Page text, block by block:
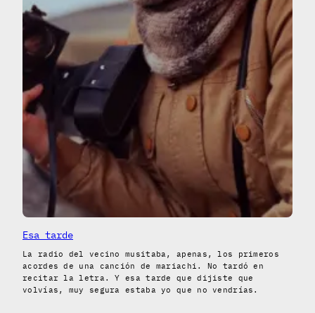
Esa tarde
La radio del vecino musitaba, apenas, los primeros
acordes de una canción de mariachi. No tardó en
recitar la letra. Y esa tarde que dijiste que
volvías, muy segura estaba yo que no vendrías.